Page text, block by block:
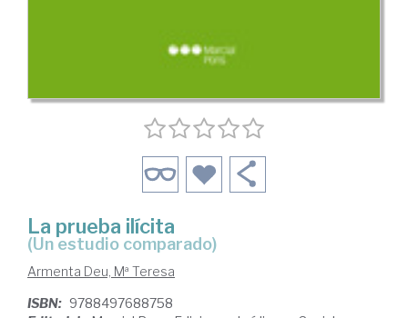
La prueba ilícita
(un estudio comparado)
Armenta Deu, Mª Teresa
ISBN: 9788497688758